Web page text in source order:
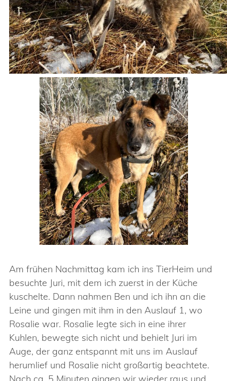
Am frühen Nachmittag kam ich ins TierHeim und
besuchte Juri, mit dem ich zuerst in der Küche
kuschelte. Dann nahmen Ben und ich ihn an die
Leine und gingen mit ihm in den Auslauf 1, wo
Rosalie war. Rosalie legte sich in eine ihrer
Kuhlen, bewegte sich nicht und behielt Juri im
Auge, der ganz entspannt mit uns im Auslauf
herumlief und Rosalie nicht großartig beachtete.